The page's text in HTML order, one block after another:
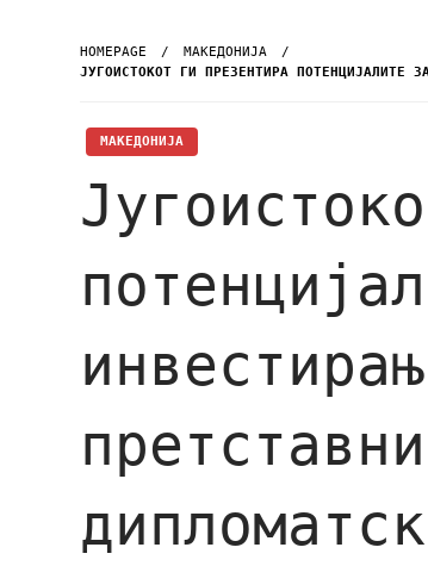
HOMEPAGE
МАКЕДОНИЈА
ЈУГОИСТОКОТ ГИ ПРЕЗЕНТИРА ПОТЕНЦИЈАЛИТЕ
МАКЕДОНИЈА